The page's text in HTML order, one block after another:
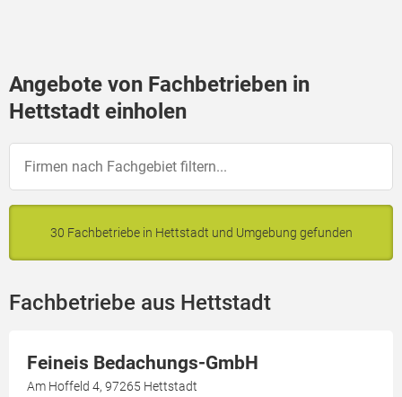
Angebote von Fachbetrieben in
Hettstadt einholen
30 Fachbetriebe in Hettstadt und Umgebung gefunden
Fachbetriebe aus Hettstadt
Feineis Bedachungs-GmbH
Am Hoffeld 4, 97265 Hettstadt